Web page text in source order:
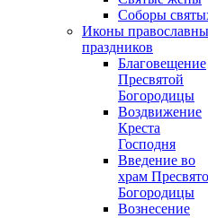
Соборы
Иконы
праздников
Благовещение
Пресвятой
Богородицы
Воздвижение
Креста
Господня
Введение во
храм
Богородицы
Вознесение